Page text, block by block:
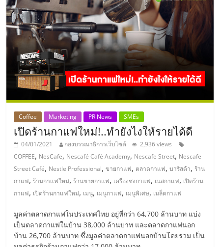
ปรึกษา
แฟ
รน
ไชส์,
รวม
แฟ
รน
ไชส์
ขาย
Coffee Marketing PR News SMEs
เปิดร้านกาแฟใหม่!..ทำยังไงให้รายได้ดี
04/01/2021 กองบรรณาธิการเว็บไซต์
2,936 views
COFFEE, NesCafe, Nescafé Café Academy, Nescafe Street, Nescafe
Street Café, Nestle Professional,ขายกาแฟ, ตลาดกาแฟ,บาริสต้า, ร้าน
กาแฟ, ร้านกาแฟใหม่, ร้านขายกาแฟ, เครื่องชงกาแฟ, เนสกาแฟ, เปิดร้าน
กาแฟ, เปิดร้านกาแฟใหม่, เมนู, เมนูกาแฟ, เมนูพิเศษ, เมล็ดกาแฟ
มูลค่าตลาดกาแฟในประเทศไทย อยู่ที่กว่า 64,700 ล้านบาท แบ่ง
เป็นตลาดกาแฟในบ้าน 38,000 ล้านบาท และตลาดกาแฟนอก
บ้าน 26,700 ล้านบาท ซึ่งมูลค่าตลาดกาแฟนอกบ้านโดยรวม เป็น